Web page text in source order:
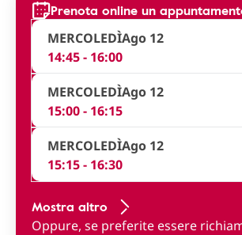
Prenota online un
MERCOLEDÌAgo 12
14:45 - 16:00
MERCOLEDÌAgo 12
15:00 - 16:15
MERCOLEDÌAgo 12
15:15 - 16:30
Mostra altro
Oppure, se preferite essere